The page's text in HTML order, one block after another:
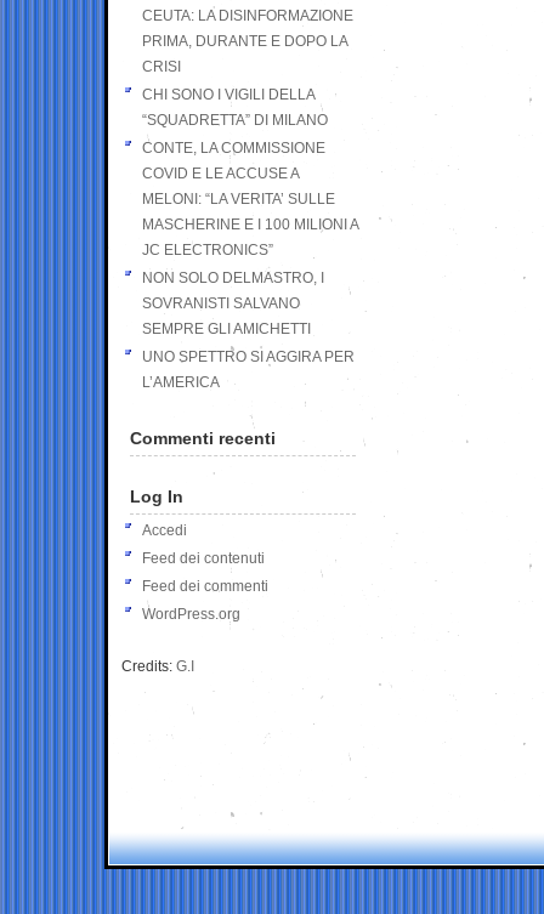
CEUTA: LA DISINFORMAZIONE
PRIMA, DURANTE E DOPO LA
CRISI
CHI SONO I VIGILI DELLA
“SQUADRETTA” DI MILANO
CONTE, LA COMMISSIONE
COVID E LE ACCUSE A
MELONI: “LA VERITA’ SULLE
MASCHERINE E I 100 MILIONI A
JC ELECTRONICS”
NON SOLO DELMASTRO, I
SOVRANISTI SALVANO
SEMPRE GLI AMICHETTI
UNO SPETTRO SI AGGIRA PER
L’AMERICA
Commenti recenti
Log In
Accedi
Feed dei contenuti
Feed dei commenti
WordPress.org
Credits: G.I